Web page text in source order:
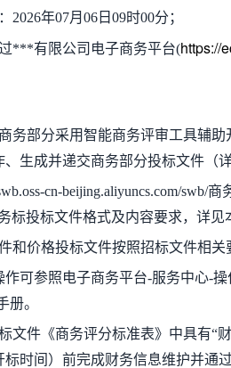
2026年07月06日09时00分 ；
***有限公司电子商务平台(https://
商务部分采用智能商务评审工具辅
、生成并递交商务部分投标文件（
swb.oss-cn-beijing.aliyuncs.com/swb/
标投标文件格式及内容要求，详
和价格投标文件按照招标文件相
作可参照电子商务平台-服务中心-
册。
文件《商务评分标准表》中具有“
标时间）前完成财务信息维护并通